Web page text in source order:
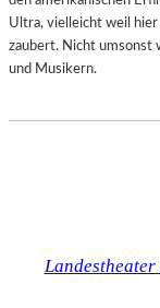
Ultra, vielleicht weil hier
zaubert. Nicht umsonst
und Musikern.